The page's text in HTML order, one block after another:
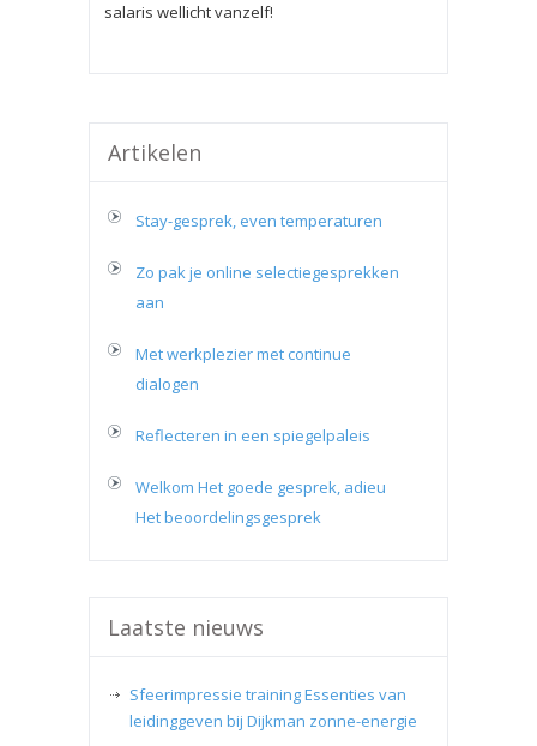
salaris wellicht vanzelf!
Artikelen
Stay-gesprek, even temperaturen
Zo pak je online selectiegesprekken
aan
Met werkplezier met continue
dialogen
Reflecteren in een spiegelpaleis
Welkom Het goede gesprek, adieu
Het beoordelingsgesprek
Laatste nieuws
Sfeerimpressie training Essenties van
leidinggeven bij Dijkman zonne-energie